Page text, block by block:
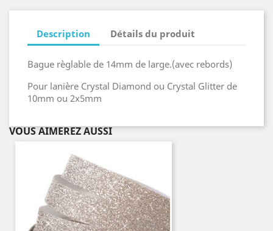
Description Détails du produit
Bague règlable de 14mm de large.(avec rebords)
Pour lanière Crystal Diamond ou Crystal Glitter de
10mm ou 2x5mm
VOUS AIMEREZ AUSSI